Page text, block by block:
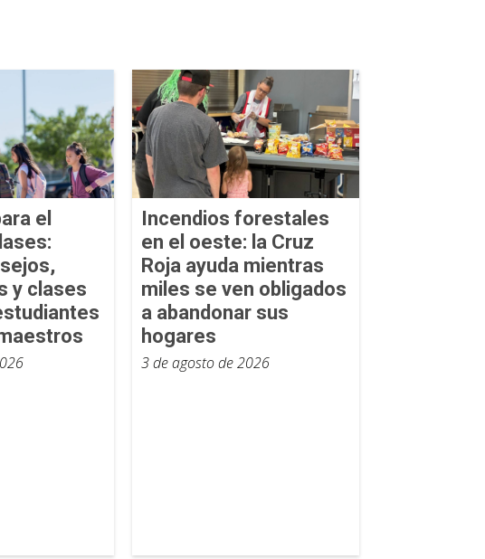
el
y clases
Incendios forestales
en el oeste: la Cruz
Roja ayuda mientras
miles se ven obligados
a abandonar sus
hogares
3 de agosto de 2026